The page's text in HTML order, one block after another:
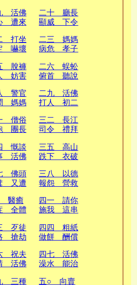
活佛
遭來
二十 廳長
顯威 下令
打坐
嚇壞
二三 媽媽
病危 孝子
脫褲
妨害
二六 蜈蚣
俯首 聽說
警官
媽媽
二九 活佛
打人 初二
僧俗
團長
三二 長江
司令 禮拜
慨談
活佛
三五 高山
跌下 衣破
佛頭
又遭
三八 以德
報怨 營救
醫癒
全體
四一 請你
施我 這串
歹徒
搶劫
四四 粗紙
做餅 酬償
祝夫
活佛
四七 活佛
澡水 能治
三種
五○ 向賣